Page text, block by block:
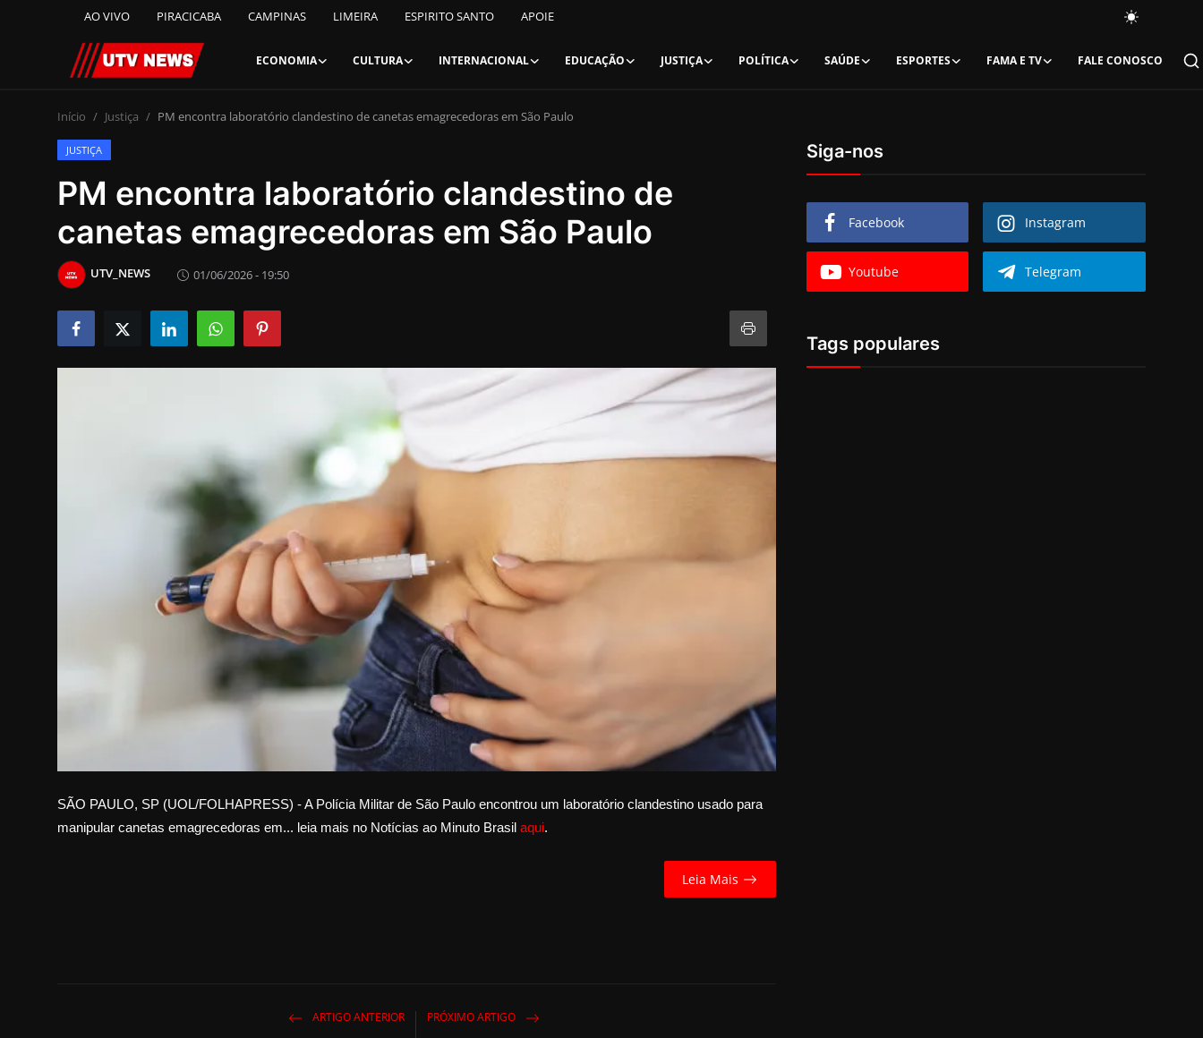
AO VIVO PIRACICABA CAMPINAS LIMEIRA ESPIRITO SANTO APOIE
ECONOMIA CULTURA INTERNACIONAL EDUCAÇÃO JUSTIÇA POLÍTICA SAÚDE ESPORTES FAMA E TV FALE CONOSCO
AO VIVO
PIRACICABA
CAMPINAS
LIMEIRA
ESPIRITO SANTO
Economia
FALE CONOSCO
Início Justiça PM encontra laboratório clandestino de canetas emagrecedoras em São Paulo
JUSTIÇA
PM encontra laboratório clandestino de
canetas emagrecedoras em São Paulo
UTV_NEWS 01/06/2026 - 19:50
SÃO PAULO, SP (UOL/FOLHAPRESS) - A Polícia Militar de São Paulo encontrou um laboratório clandestino usado para
manipular canetas emagrecedoras em... leia mais no Notícias ao Minuto Brasil aqui.
Leia Mais
ARTIGO ANTERIOR PRÓXIMO ARTIGO
Siga-nos
Facebook Instagram
Youtube Telegram
Tags populares